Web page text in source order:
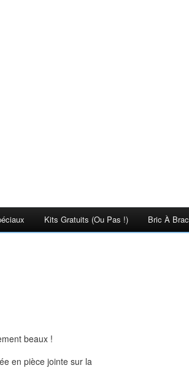
Kits Gratuits (ou Pas !) Bric À Brac
beaux !
en pièce jointe sur la